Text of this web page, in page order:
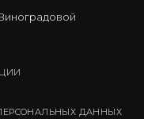
ДАННЫХ